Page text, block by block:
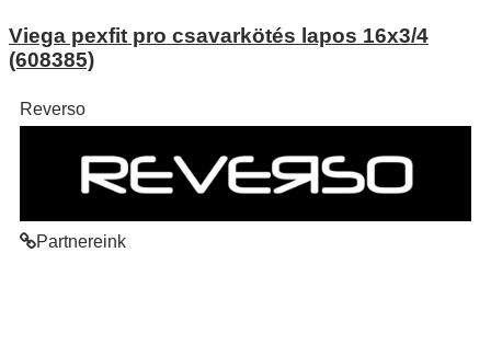
Viega pexfit pro csavarkötés lapos 16x3/4
(608385)
Reverso
Partnereink